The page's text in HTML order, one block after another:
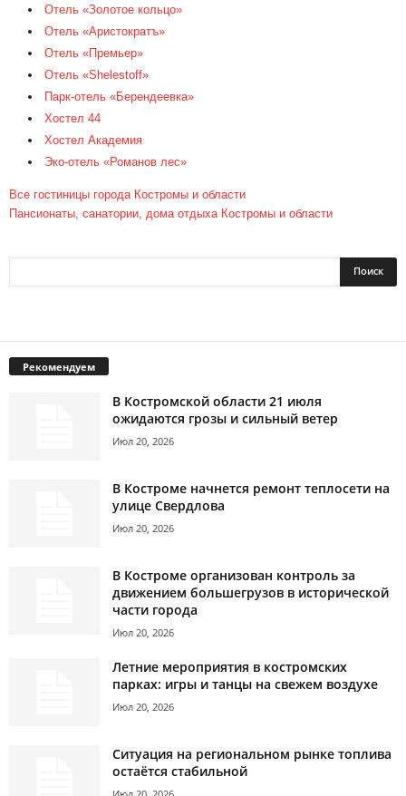
Отель «Золотое кольцо»
Отель «Аристократъ»
Отель «Премьер»
Отель «Shelestoff»
Парк-отель «Берендеевка»
Хостел 44
Хостел Академия
Эко-отель «Романов лес»
Все гостиницы города Костромы и области
Пансионаты, санатории, дома отдыха Костромы и области
Рекомендуем
В Костромской области 21 июля
ожидаются грозы и сильный ветер
Июл 20, 2026
В Костроме начнется ремонт теплосети на
улице Свердлова
Июл 20, 2026
В Костроме организован контроль за
движением большегрузов в исторической
части города
Июл 20, 2026
Летние мероприятия в костромских
парках: игры и танцы на свежем воздухе
Июл 20, 2026
Ситуация на региональном рынке топлива
остаётся стабильной